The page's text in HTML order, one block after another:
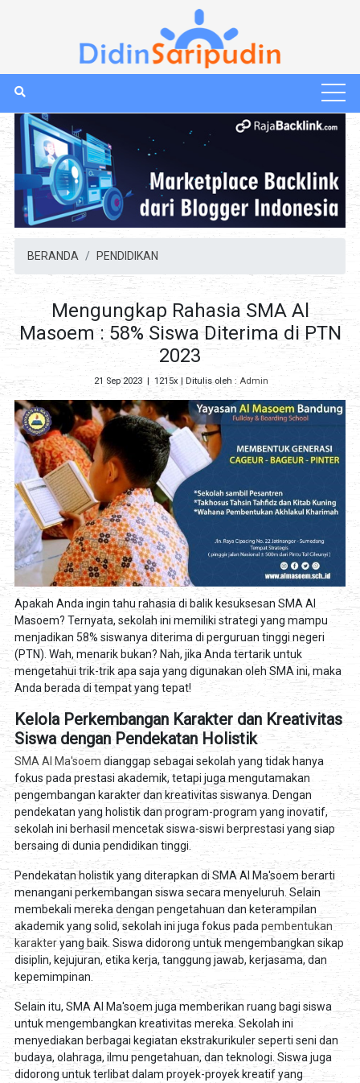
BERANDA PENDIDIKAN
Mengungkap Rahasia SMA Al
Masoem : 58% Siswa Diterima di PTN
2023
21 Sep 2023| 1215x | Ditulis oleh : Admin
Apakah Anda ingin tahu rahasia di balik kesuksesan SMA Al
Masoem? Ternyata, sekolah ini memiliki strategi yang mampu
menjadikan 58% siswanya diterima di perguruan tinggi negeri
(PTN). Wah, menarik bukan? Nah, jika Anda tertarik untuk
mengetahui trik-trik apa saja yang digunakan oleh SMA ini, maka
Anda berada di tempat yang tepat!
Kelola Perkembangan Karakter dan Kreativitas
Siswa dengan Pendekatan Holistik
SMA Al Ma'soem dianggap sebagai sekolah yang tidak hanya
fokus pada prestasi akademik, tetapi juga mengutamakan
pengembangan karakter dan kreativitas siswanya. Dengan
pendekatan yang holistik dan program-program yang inovatif,
sekolah ini berhasil mencetak siswa-siswi berprestasi yang siap
bersaing di dunia pendidikan tinggi.
Pendekatan holistik yang diterapkan di SMA Al Ma'soem berarti
menangani perkembangan siswa secara menyeluruh. Selain
membekali mereka dengan pengetahuan dan keterampilan
akademik yang solid, sekolah ini juga fokus pada pembentukan
karakteryang baik. Siswa didorong untuk mengembangkan sikap
disiplin, kejujuran, etika kerja, tanggung jawab, kerjasama, dan
kepemimpinan.
Selain itu, SMA Al Ma'soem juga memberikan ruang bagi siswa
untuk mengembangkan kreativitas mereka. Sekolah ini
menyediakan berbagai kegiatan ekstrakurikuler seperti seni dan
budaya, olahraga, ilmu pengetahuan, dan teknologi. Siswa juga
didorong untuk terlibat dalam proyek-proyek kreatif yang